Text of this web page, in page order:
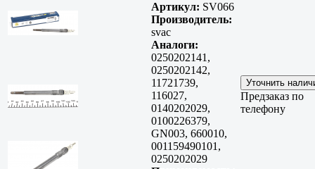
Артикул: SV066
Производитель:
svac
Аналоги:
0250202141,
0250202142,
11721739,
116027,
0140202029,
0100226379,
GN003, 660010,
001159490101,
0250202029
Предзаказ по
телефону